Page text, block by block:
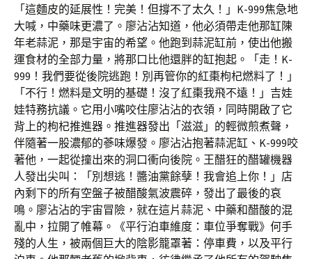
「這麵皮的延展性！完美！但撐不了太久！」K-999焦急地
大喊，中藥味更濃了。廖沾沾知道，他必須帶走他那缸陳
年老蒜泥，那是宇宙的希望。他跑到蒜泥缸前，使出他搬
運食材的全部力量，將那口比他還胖的缸抱起。「走！K-
999！我們要從後院逃跑！別再管你的紅棗枸杞燃料了！」
「不行！燃料是文明的基礎！沒了紅棗我飛不遠！」吉娃
娃特務抗議。它用小嘴咬住廖沾沾的衣領，同時開啟了它
背上的枸杞推進器。推進器發出「滋滋」的輕微煎煮聲，
伴隨著一股濃郁的蔘味爆發。廖沾沾抱著蒜泥缸、K-999咬
著他，一起從撞出來的洞口衝向後院。王醋狂的醋罐機器
人發出尖叫：「別想逃！醬油黨餘孽！我會追上你！」店
內剩下的所有空盤子被醋酸氣波震碎，發出了最後的哀
鳴。廖沾沾的宇宙冒險，就在這片蒜泥、中藥和醋酸的混
亂中，拉開了帷幕。《平行泊車維度：車位爭奪戰》何手
殘的人生，被兩個巨大的陰影籠罩著：停車費，以及平行